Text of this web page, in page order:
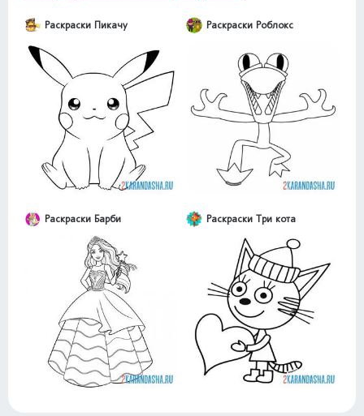
Раскраски Пикачу Раскраски Роблокс
Раскраски Барби Раскраски Три кота